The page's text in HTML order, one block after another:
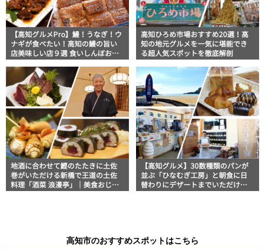
【高知グルメPro】鰻！うなぎ！ウ
ナギが食べたい！高知の鰻の旨い
店美味しい店９選 食いしんぼおじ
さんマッキー牧元の高知満腹日記
セレクション
高知ひろめ市場おすすめ20選！高
知の地元グルメを一気に堪能でき
る超人気スポットを徹底解剖
地酒に合わせて鰹のたたきに土佐
巻がいただける新橋で王道の土佐
料理「酒菜 浪漫亭」｜美食おじさ
【高知グルメ】30数種類のパンが
並ぶ「ひなむぎ工房」と朝食に日
替わりにデザートまでいただける
高知市のおすすめスポットはこちら